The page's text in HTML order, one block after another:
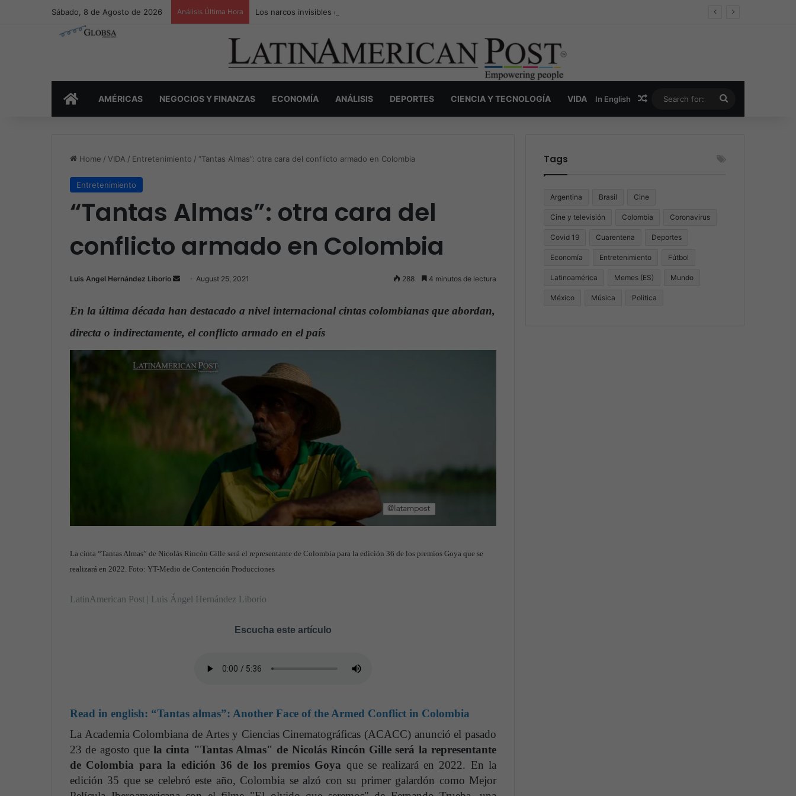
Sábado, 8 de Agosto de 2026 Análisis Última Hora Los narcos invisibles de Colombia: la guerra secreta por la verdad, el poder y la nueva economía de la droga
INICIOAMÉRICAS NEGOCIOS Y FINANZAS ECONOMÍA ANÁLISIS DEPORTES CIENCIA Y TECNOLOGÍA VIDA In English Random Article
for:
Home / VIDA / Entretenimiento / “Tantas Almas”: otra cara del conflicto armado en Colombia
Entretenimiento
“Tantas Almas”: otra cara del
conflicto armado en Colombia
Luis Angel Hernández Liborio
n
a
n
e
August 25, 2021 288 4 minutos de lectura
En la última década han destacado a nivel internacional cintas colombianas que abordan,
directa o indirectamente, el conflicto armado en el país
La cinta “Tantas Almas” de Nicolás Rincón Gille será el representante de Colombia para la edición 36 de los premios Goya que se
realizará en 2022. Foto: YT-Medio de Contención Producciones
LatinAmerican Post | Luis Ángel Hernández Liborio
Escucha este artículo
Read in english: “Tantas almas”: Another Face of the Armed Conflict in Colombia
La Academia Colombiana de Artes y Ciencias Cinematográficas (ACACC) anunció el pasado
23 de agosto quela cinta "Tantas Almas" de Nicolás Rincón Gille será la representante
de Colombia para la edición 36 de los premios Goya que se realizará en 2022. En la
edición 35 que se celebró este año, Colombia se alzó con su primer galardón como Mejor
Tags
Argentina Brasil Cine
Cine y televisión Colombia Coronavirus
Covid 19 Cuarentena Deportes
Economía Entretenimiento Fútbol
Latinoamérica Memes (ES) Mundo
México Música Politica